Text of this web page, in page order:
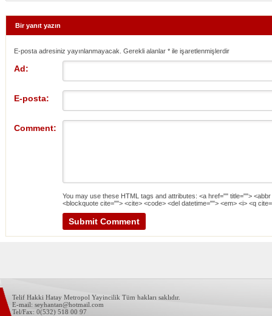
Bir yanıt yazın
E-posta adresiniz yayınlanmayacak. Gerekli alanlar * ile işaretlenmişlerdir
Ad:
E-posta:
Comment:
You may use these HTML tags and attributes: <a href="" title="">
<blockquote cite=""> <cite> <code> <del datetime=""> <em> <i> <q
Telif Hakki Hatay Metropol Yayincilik Tüm hakları saklıdır.
E-mail: seyhantan@hotmail.com
Tel/Fax: 0(532) 518 00 97